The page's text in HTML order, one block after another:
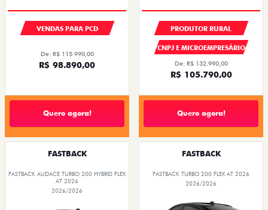
VENDAS PARA PCD
De: R$ 115.990,00
R$ 98.890,00
Quero agora!
PRODUTOR RURAL
CNPJ E MICROEMPRESÁRIO
De: R$ 132.990,00
R$ 105.790,00
Quero agora!
FASTBACK
FASTBACK AUDACE TURBO 200 HYBRID FLEX
AT 2026
2026/2026
FASTBACK
FASTBACK TURBO 200 FLEX AT 2026
2026/2026